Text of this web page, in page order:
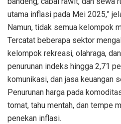
utama inflasi pada Mei 2025,”
Namun, tidak semua kelompok
Tercatat beberapa sektor
kelompok rekreasi, olahraga,
penurunan indeks hingga 2,71
komunikasi, dan jasa keuangan
Penurunan harga pada
tomat, tahu mentah, dan tempe
penekan inflasi.